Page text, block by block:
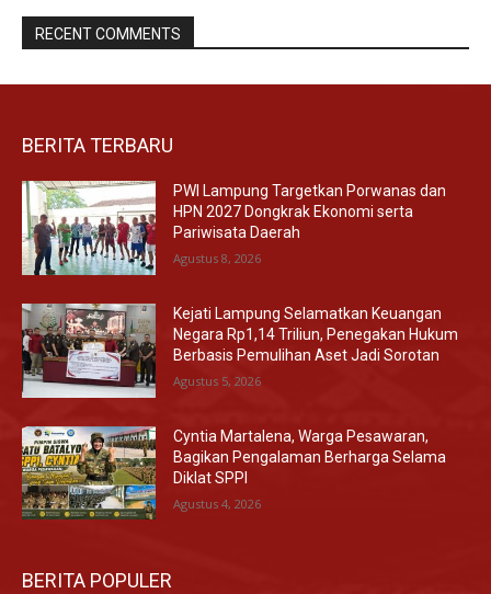
RECENT COMMENTS
BERITA TERBARU
PWI Lampung Targetkan Porwanas dan
HPN 2027 Dongkrak Ekonomi serta
Pariwisata Daerah
Agustus 8, 2026
Kejati Lampung Selamatkan Keuangan
Negara Rp1,14 Triliun, Penegakan Hukum
Berbasis Pemulihan Aset Jadi Sorotan
Agustus 5, 2026
Cyntia Martalena, Warga Pesawaran,
Bagikan Pengalaman Berharga Selama
Diklat SPPI
Agustus 4, 2026
BERITA POPULER